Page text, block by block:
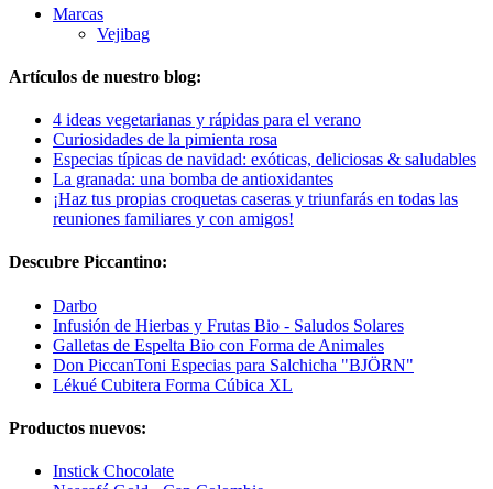
Marcas
Vejibag
Artículos de nuestro blog:
4 ideas vegetarianas y rápidas para el verano
Curiosidades de la pimienta rosa
Especias típicas de navidad: exóticas, deliciosas & saludables
La granada: una bomba de antioxidantes
¡Haz tus propias croquetas caseras y triunfarás en todas las
reuniones familiares y con amigos!
Descubre Piccantino:
Darbo
Infusión de Hierbas y Frutas Bio - Saludos Solares
Galletas de Espelta Bio con Forma de Animales
Don PiccanToni Especias para Salchicha "BJÖRN"
Lékué Cubitera Forma Cúbica XL
Productos nuevos:
Instick Chocolate